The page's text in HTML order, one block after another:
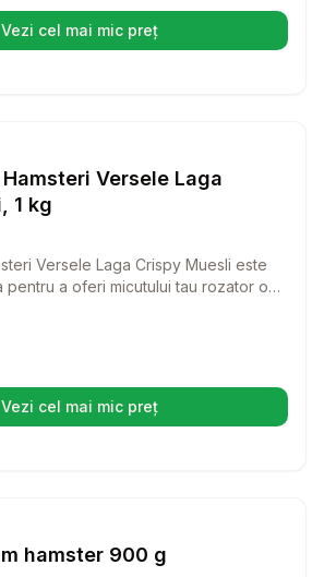
Vezi cel mai mic preț(se deschide într-o filă nouă)
Versele Laga
1 kg
Versele Laga Crispy Muesli este
a oferi micutului tau rozator o
hrana va incanta gusturile celor mai
Vezi cel mai mic preț(se deschide într-o filă nouă)
hamster 900 g